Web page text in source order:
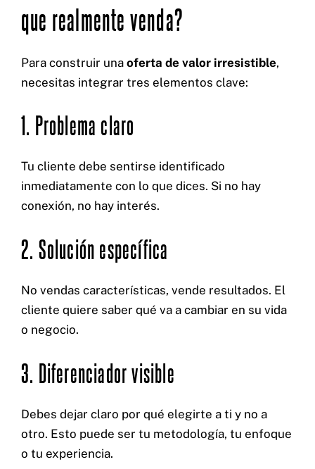
que realmente venda?
Para construir una oferta de valor irresistible,
necesitas integrar tres elementos clave:
1. Problema claro
Tu cliente debe sentirse identificado
inmediatamente con lo que dices. Si no hay
conexión, no hay interés.
2. Solución específica
No vendas características, vende resultados. El
cliente quiere saber qué va a cambiar en su vida
o negocio.
3. Diferenciador visible
Debes dejar claro por qué elegirte a ti y no a
otro. Esto puede ser tu metodología, tu enfoque
o tu experiencia.